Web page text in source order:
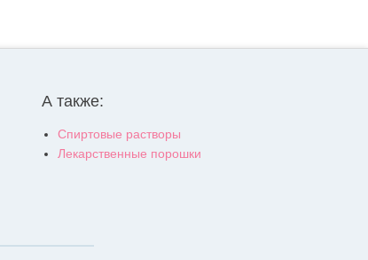
А также:
Спиртовые растворы
Лекарственные порошки